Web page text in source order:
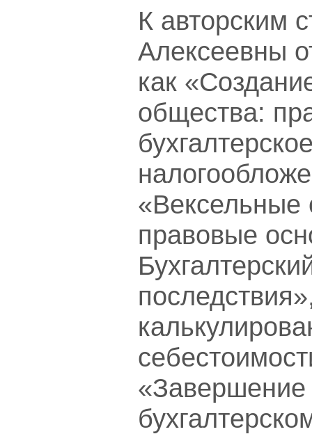
К авторским
Алексеевны
как
общества:
«Вексельные
правовые
«Завершение